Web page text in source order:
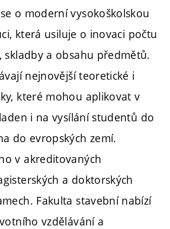
o moderní vysokoškolskou
která usiluje o inovaci počtu
a obsahu předmětů.
nejnovější teoretické i
které mohou aplikovat v
i na vysílání studentů do
do evropských zemí.
v akreditovaných
a doktorských
Fakulta stavební nabízí
vzdělávání a